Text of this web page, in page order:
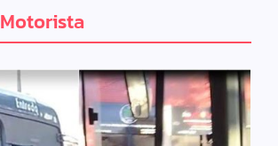
Motorista